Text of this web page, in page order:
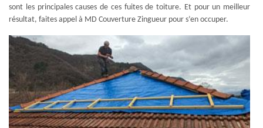
sont les principales causes de ces fuites de toiture. Et pour un meilleur
résultat, faites appel à MD Couverture Zingueur pour s’en occuper.